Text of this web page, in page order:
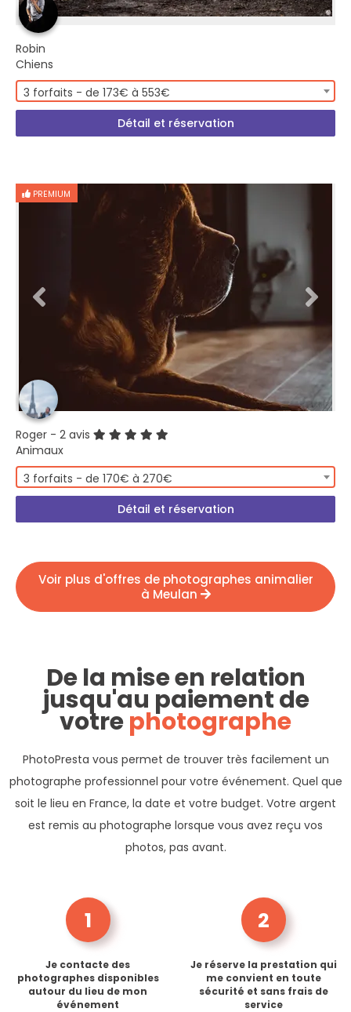
Robin
Chiens
3 forfaits - de 173€ à 553€
Détail et réservation
PREMIUM
Roger - 2 avis
Animaux
3 forfaits - de 170€ à 270€
Détail et réservation
Voir plus d'offres de photographes animalier
à Meulan
De la mise en relation
jusqu'au paiement de
votrephotographe
PhotoPresta vous permet de trouver très facilement un
photographe professionnel pour votre événement. Quel que
soit le lieu en France, la date et votre budget. Votre argent
est remis au photographe lorsque vous avez reçu vos
photos, pas avant.
1
Je contacte des
photographes disponibles
autour du lieu de mon
événement
2
Je réserve la prestation qui
me convient en toute
sécurité et sans frais de
service